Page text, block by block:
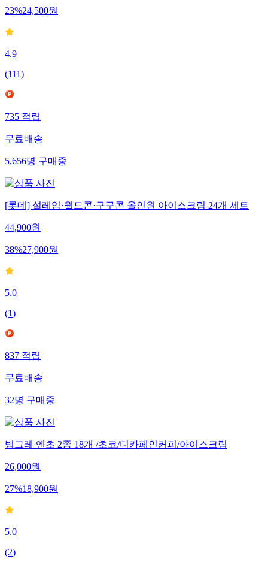
23%24,500원
4.9
(111)
735 적립
무료배송
5,656명 구매중
[롯데] 설레임·월드콘·구구콘 올인원 아이스크림 24개 세트
44,900원
38%27,900원
5.0
(1)
837 적립
무료배송
32명 구매중
빙그레 엔초 2종 18개 /초코/디카페인커피/아이스크림
26,000원
27%18,900원
5.0
(2)